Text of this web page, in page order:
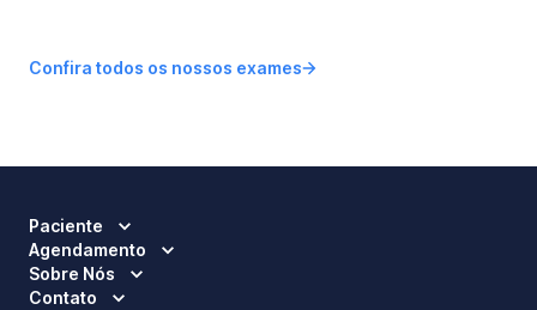
Confira todos os nossos exames
Paciente
Agendamento
Sobre Nós
Contato